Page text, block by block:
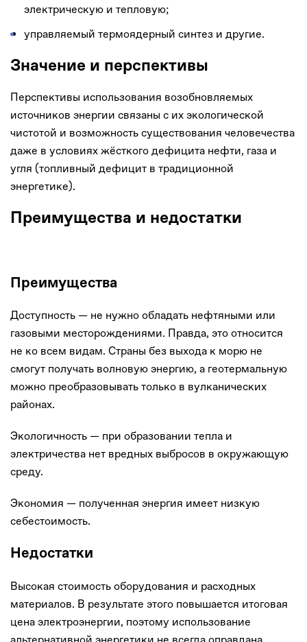
электрическую и тепловую;
управляемый термоядерный синтез и другие.
Значение и перспективы
Перспективы использования возобновляемых
источников энергии связаны с их экологической
чистотой и возможность существования человечества
даже в условиях жёсткого дефицита нефти, газа и
угля (топливный дефицит в традиционной
энергетике).
Преимущества и недостатки
Преимущества
Доступность — не нужно обладать нефтяными или
газовыми месторождениями. Правда, это относится
не ко всем видам. Страны без выхода к морю не
смогут получать волновую энергию, а геотермальную
можно преобразовывать только в вулканических
районах.
Экологичность — при образовании тепла и
электричества нет вредных выбросов в окружающую
среду.
Экономия — полученная энергия имеет низкую
себестоимость.
Недостатки
Высокая стоимость оборудования и расходных
материалов. В результате этого повышается итоговая
цена электроэнергии, поэтому использование
альтернативной энергетики не всегда оправдана